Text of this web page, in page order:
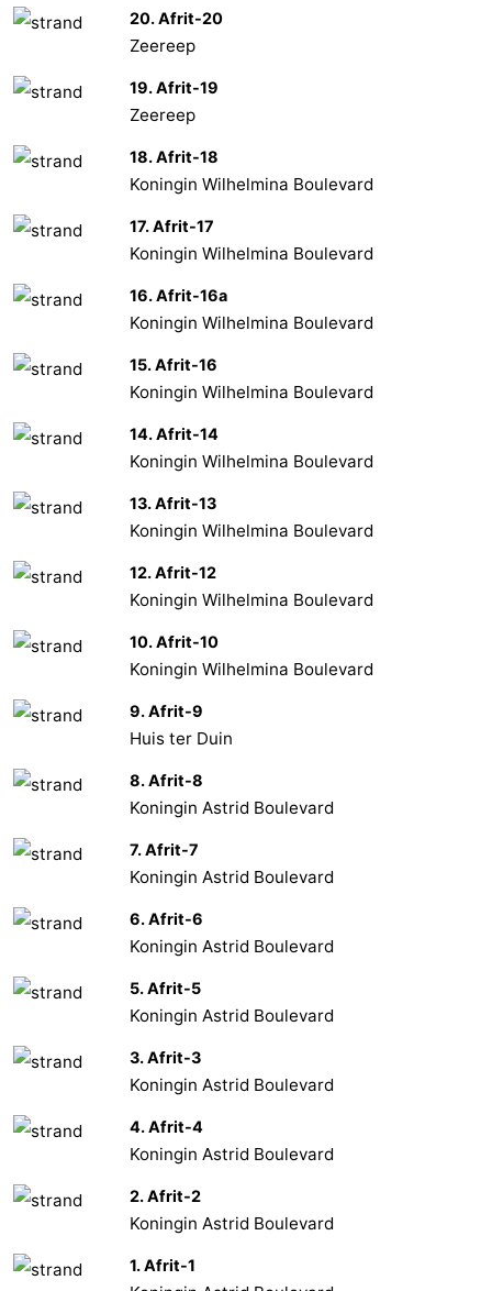
20. Afrit-20
Zeereep
19. Afrit-19
Zeereep
18. Afrit-18
Koningin Wilhelmina Boulevard
17. Afrit-17
Koningin Wilhelmina Boulevard
16. Afrit-16a
Koningin Wilhelmina Boulevard
15. Afrit-16
Koningin Wilhelmina Boulevard
14. Afrit-14
Koningin Wilhelmina Boulevard
13. Afrit-13
Koningin Wilhelmina Boulevard
12. Afrit-12
Koningin Wilhelmina Boulevard
10. Afrit-10
Koningin Wilhelmina Boulevard
9. Afrit-9
Huis ter Duin
8. Afrit-8
Koningin Astrid Boulevard
7. Afrit-7
Koningin Astrid Boulevard
6. Afrit-6
Koningin Astrid Boulevard
5. Afrit-5
Koningin Astrid Boulevard
3. Afrit-3
Koningin Astrid Boulevard
4. Afrit-4
Koningin Astrid Boulevard
2. Afrit-2
Koningin Astrid Boulevard
1. Afrit-1